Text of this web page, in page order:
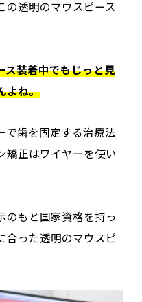
の透明のマウスピース
ス装着中でもじっと見
よね。
で歯を固定する治療法
矯正はワイヤーを使い
のもと国家資格を持っ
合った透明のマウスピ